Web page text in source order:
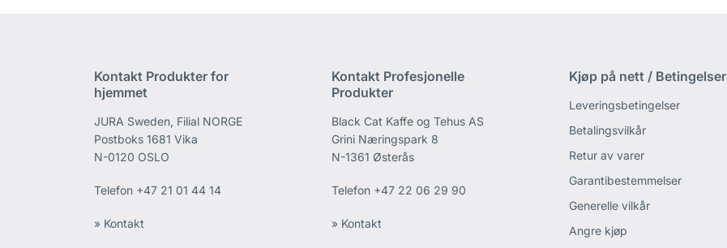
Kontakt Produkter for
hjemmet
JURA Sweden, Filial NORGE
Postboks 1681 Vika
N-0120 OSLO
Telefon +47 21 01 44 14
» Kontakt
Kontakt Profesjonelle
Produkter
Black Cat Kaffe og Tehus AS
Grini Næringspark 8
N-1361 Østerås
Telefon +47 22 06 29 90
» Kontakt
Kjøp på nett / Betingelser
Leveringsbetingelser
Betalingsvilkår
Retur av varer
Garantibestemmelser
Generelle vilkår
Angre kjøp